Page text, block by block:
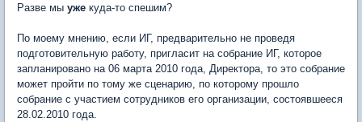
Разве мы уже куда-то спешим?
По моему мнению, если ИГ, предварительно не проведя
подготовительную работу, пригласит на собрание ИГ, которое
запланировано на 06 марта 2010 года, Директора, то это собрание
может пройти по тому же сценарию, по которому прошло
собрание с участием сотрудников его организации, состоявшееся
28.02.2010 года.